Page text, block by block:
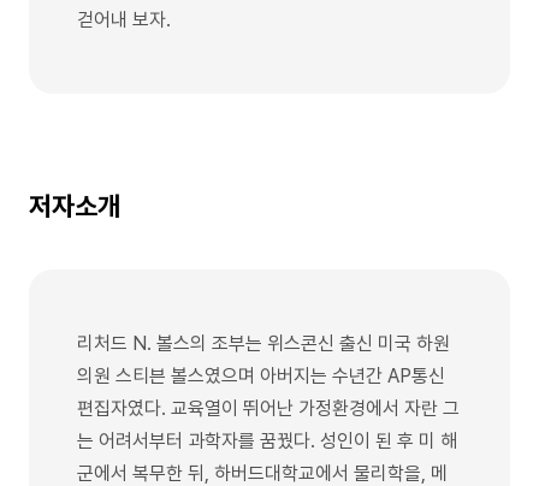
걷어내 보자.
저자소개
리처드 N. 볼스의 조부는 위스콘신 출신 미국 하원
의원 스티븐 볼스였으며 아버지는 수년간 AP통신
편집자였다. 교육열이 뛰어난 가정환경에서 자란 그
는 어려서부터 과학자를 꿈꿨다. 성인이 된 후 미 해
군에서 복무한 뒤, 하버드대학교에서 물리학을, 메